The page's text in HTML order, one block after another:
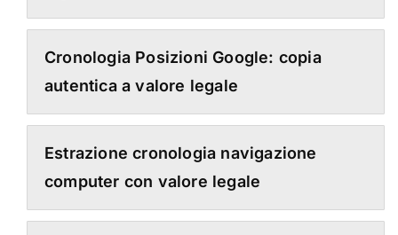
Cronologia Posizioni Google: copia
autentica a valore legale
Estrazione cronologia navigazione
computer con valore legale